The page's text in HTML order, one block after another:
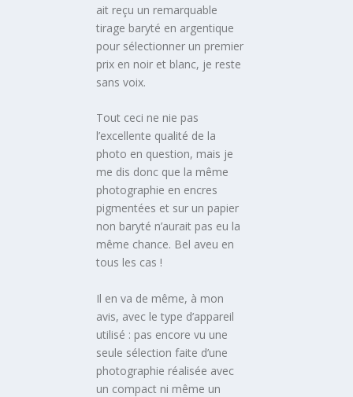
ait reçu un remarquable
tirage baryté en argentique
pour sélectionner un premier
prix en noir et blanc, je reste
sans voix.
Tout ceci ne nie pas
l’excellente qualité de la
photo en question, mais je
me dis donc que la même
photographie en encres
pigmentées et sur un papier
non baryté n’aurait pas eu la
même chance. Bel aveu en
tous les cas !
Il en va de même, à mon
avis, avec le type d’appareil
utilisé : pas encore vu une
seule sélection faite d’une
photographie réalisée avec
un compact ni même un